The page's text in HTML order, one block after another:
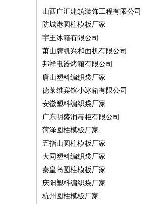
山西广汇建筑装饰工程有限公司
防城港圆柱模板厂家
宇王冰箱有限公司
萧山牌凯兴和面机有限公司
邦祥电器烤箱有限公司
唐山塑料编织袋厂家
德莱维宾馆小冰箱有限公司
安徽塑料编织袋厂家
广东明盛消毒柜有限公司
菏泽圆柱模板厂家
五指山圆柱模板厂家
大同塑料编织袋厂家
秦皇岛圆柱模板厂家
庆阳塑料编织袋厂家
杭州圆柱模板厂家